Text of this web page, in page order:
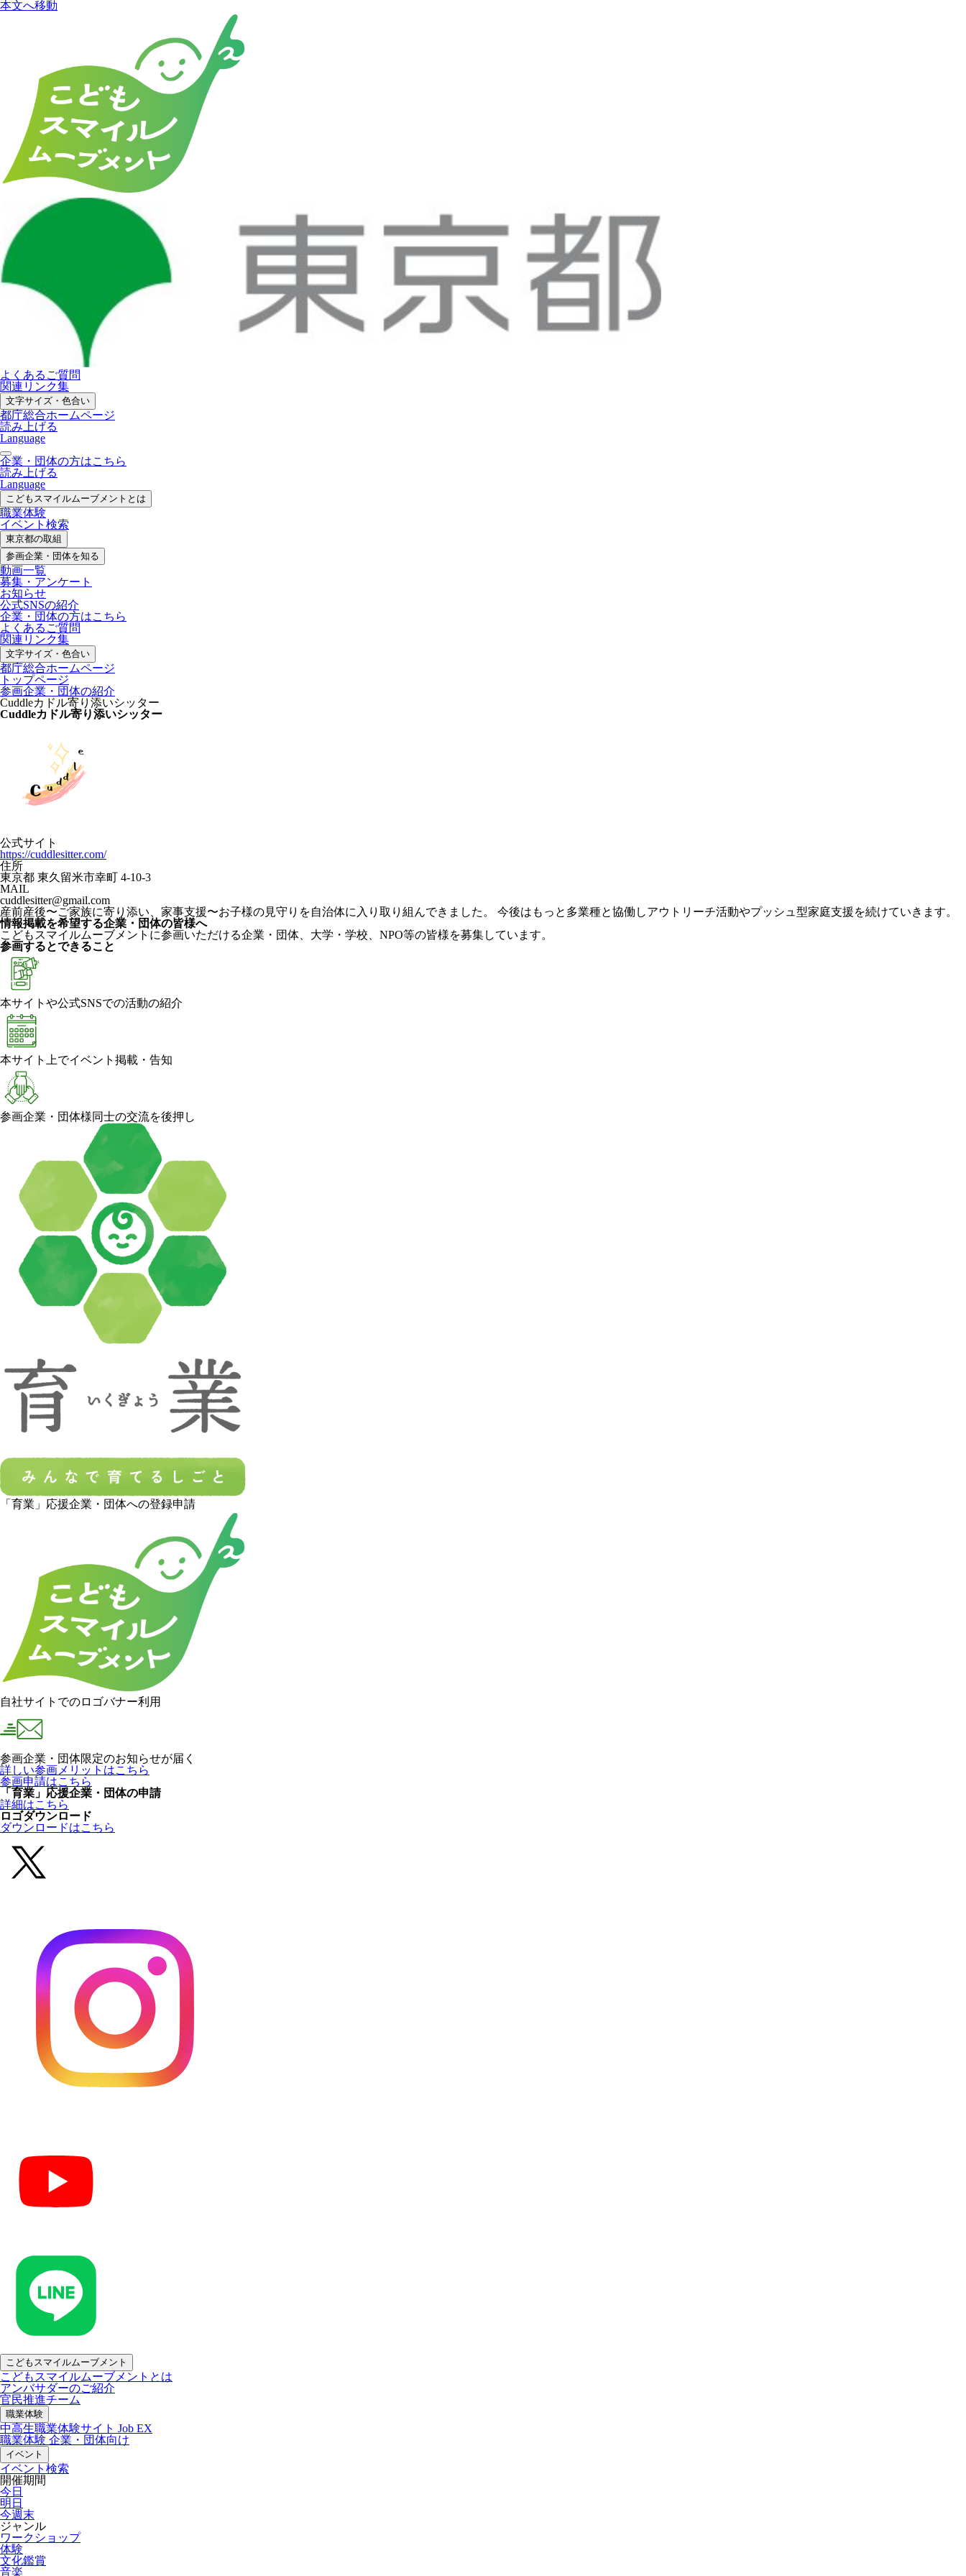
本文へ移動
よくあるご質問
関連リンク集
文字サイズ・色合い
都庁総合ホームページ
読み上げる
Language
企業・団体の方はこちら
読み上げる
Language
こどもスマイルムーブメントとは
職業体験
イベント検索
東京都の取組
参画企業・ 団体を知る
動画一覧
募集・ アンケート
お知らせ
公式SNSの紹介
企業・団体の方はこちら
よくあるご質問
関連リンク集
文字サイズ・色合い
都庁総合ホームページ
トップページ
参画企業・団体の紹介
Cuddleカドル寄り添いシッター
Cuddleカドル寄り添いシッター
公式サイト
https://cuddlesitter.com/
住所
東京都 東久留米市幸町 4-10-3
MAIL
cuddlesitter@gmail.com
産前産後〜ご家族に寄り添い、家事支援〜お子様の見守りを自治体に入り取り組んできました。 今後はもっと多業種と協働しアウトリーチ活動やプッシュ型家庭支援を続けていきます。
情報掲載を希望する企業・団体の皆様へ
こどもスマイルムーブメントに参画いただける企業・団体、大学・学校、NPO等の皆様を募集しています。
参画するとできること
本サイトや公式SNSでの活動の紹介
本サイト上でイベント掲載・告知
参画企業・団体様同士の交流を後押し
「育業」応援企業・団体への登録申請
自社サイトでのロゴバナー利用
参画企業・団体限定のお知らせが届く
詳しい参画メリットはこちら
参画申請はこちら
「育業」応援企業・団体の申請
詳細はこちら
ロゴダウンロード
ダウンロードはこちら
こどもスマイルムーブメント
こどもスマイルムーブメントとは
アンバサダーのご紹介
官民推進チーム
職業体験
中高生職業体験サイト Job EX
職業体験 企業・団体向け
イベント
イベント検索
開催期間
今日
明日
今週末
ジャンル
ワークショップ
体験
文化鑑賞
音楽